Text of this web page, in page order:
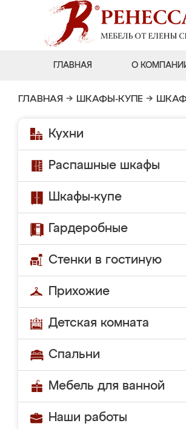
ГЛАВНАЯ О
ГЛАВНАЯ → ШКАФЫ-КУПЕ →
Кухни
Распашные шкафы
Шкафы-купе
Гардеробные
Стенки в гостиную
Прихожие
Детская комната
Спальни
Мебель для ванной
Наши работы